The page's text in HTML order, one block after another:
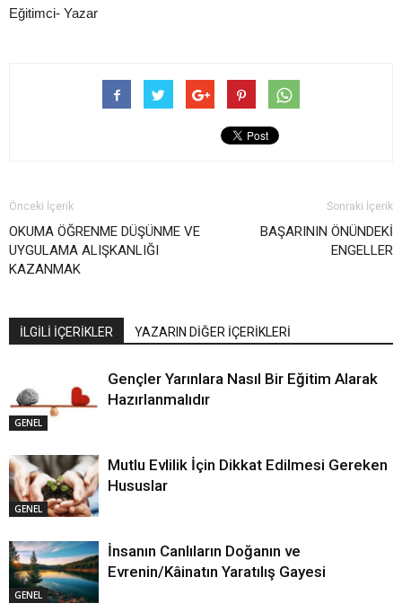
Eğitimci- Yazar
Önceki İçerik
OKUMA ÖĞRENME DÜŞÜNME VE
UYGULAMA ALIŞKANLIĞI
KAZANMAK
Sonraki İçerik
BAŞARININ ÖNÜNDEKİ
ENGELLER
İLGİLİ İÇERİKLER YAZARIN DİĞER İÇERİKLERİ
GENEL
Gençler Yarınlara Nasıl Bir Eğitim Alarak
Hazırlanmalıdır
GENEL
Mutlu Evlilik İçin Dikkat Edilmesi Gereken
Hususlar
GENEL
İnsanın Canlıların Doğanın ve
Evrenin/Kâinatın Yaratılış Gayesi